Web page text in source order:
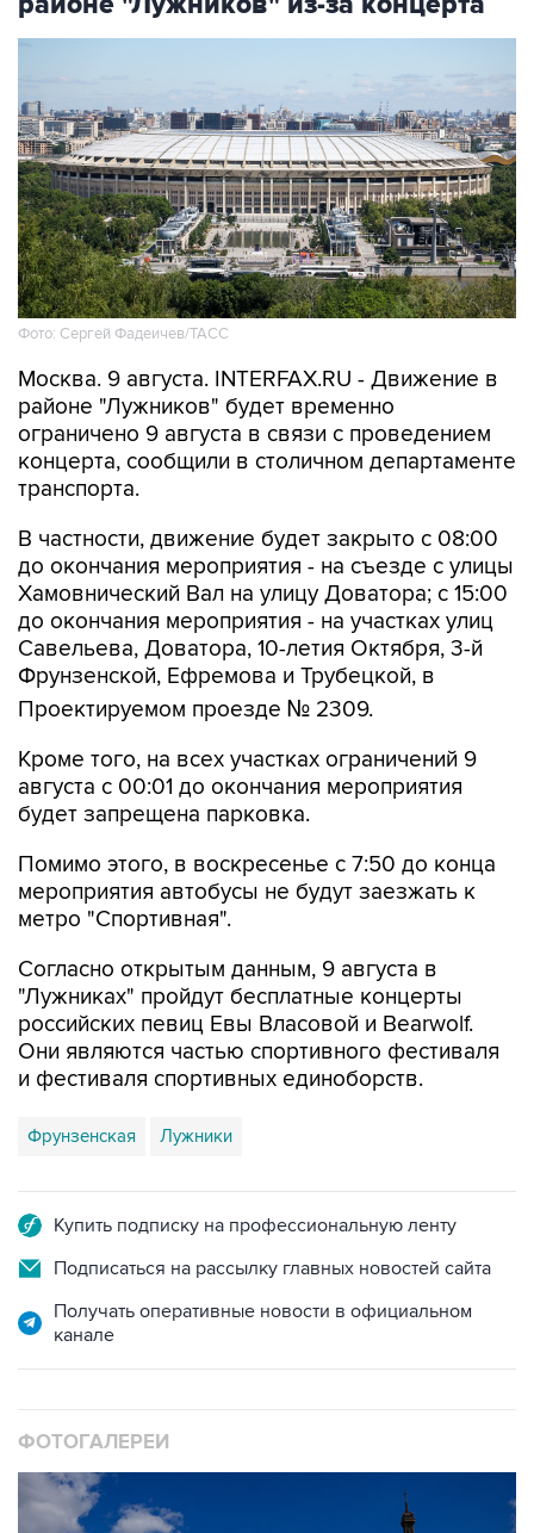
Фото: Сергей Фадеичев/ТАСС
Москва. 9 августа. INTERFAX.RU - Движение в
районе "Лужников" будет временно
ограничено 9 августа в связи с проведением
концерта, сообщили в столичном департаменте
транспорта.
В частности, движение будет закрыто с 08:00
до окончания мероприятия - на съезде с улицы
Хамовнический Вал на улицу Доватора; с 15:00
до окончания мероприятия - на участках улиц
Савельева, Доватора, 10-летия Октября, 3-й
Фрунзенской, Ефремова и Трубецкой, в
Проектируемом проезде № 2309.
Кроме того, на всех участках ограничений 9
августа с 00:01 до окончания мероприятия
будет запрещена парковка.
Помимо этого, в воскресенье с 7:50 до конца
мероприятия автобусы не будут заезжать к
метро "Спортивная".
Согласно открытым данным, 9 августа в
"Лужниках" пройдут бесплатные концерты
российских певиц Евы Власовой и Bearwolf.
Они являются частью спортивного фестиваля
и фестиваля спортивных единоборств.
Фрунзенская Лужники
Купить подписку на профессиональную ленту
Подписаться на рассылку главных новостей сайта
Получать оперативные новости в официальном
канале
ФОТОГАЛЕРЕИ